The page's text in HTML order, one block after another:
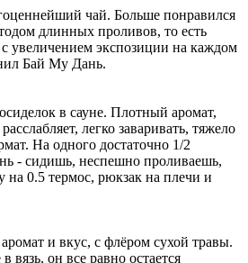
чай. Больше понравился
длинных проливов, то есть
увеличением экспозиции на каждом
Бай Му Дань.
в сауне. Плотный аромат,
легко заваривать, тяжело
На одного достаточно 1/2
- сидишь, неспешно проливаешь,
на 0.5 термос, рюкзак на плечи и
и вкус, с флёром сухой травы.
вязь, он все равно остается